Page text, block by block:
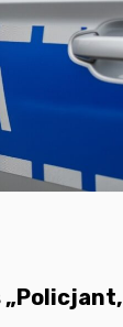
„Policjant,